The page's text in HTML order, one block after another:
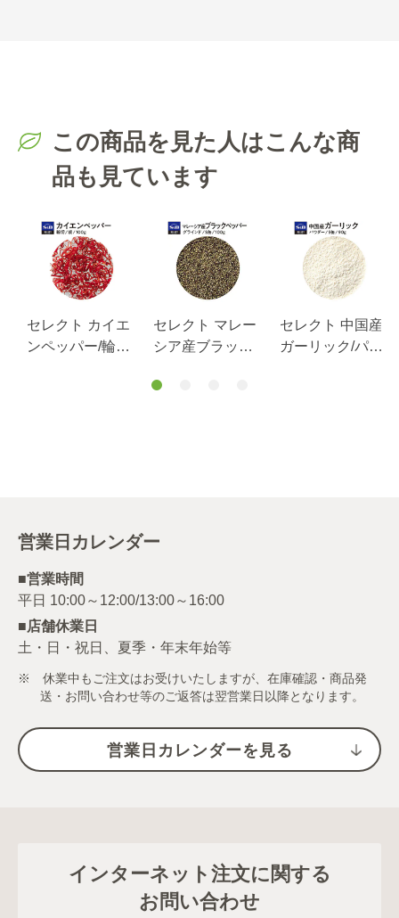
この商品を見た人はこんな商
品も見ています
セレクト カイエ
ンペッパー/輪切
セレクト マレー
シア産ブラック
ンド/S缶100g
セレクト 中国産
ガーリック/パウ
営業日カレンダー
■営業時間
■店舗休業日
土・日・祝日、夏季・年末年始等
※ 休業中もご注文はお受けいたしますが、在庫確認・商品発
送・お問い合わせ等のご返答は翌営業日以降となります。
営業日カレンダーを見る
インターネット注文に関する
お問い合わせ